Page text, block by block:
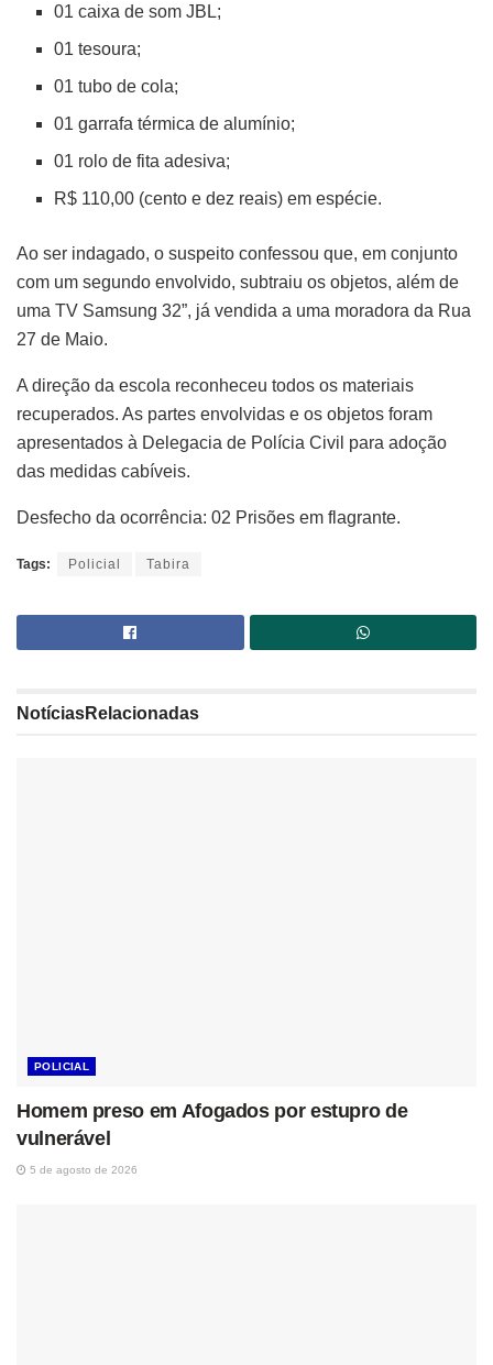
01 caixa de som JBL;
01 tesoura;
01 tubo de cola;
01 garrafa térmica de alumínio;
01 rolo de fita adesiva;
R$ 110,00 (cento e dez reais) em espécie.
Ao ser indagado, o suspeito confessou que, em conjunto
com um segundo envolvido, subtraiu os objetos, além de
uma TV Samsung 32”, já vendida a uma moradora da Rua
27 de Maio.
A direção da escola reconheceu todos os materiais
recuperados. As partes envolvidas e os objetos foram
apresentados à Delegacia de Polícia Civil para adoção
das medidas cabíveis.
Desfecho da ocorrência: 02 Prisões em flagrante.
Tags: Policial Tabira
NotíciasRelacionadas
POLICIAL
Homem preso em Afogados por estupro de
vulnerável
5 de agosto de 2026